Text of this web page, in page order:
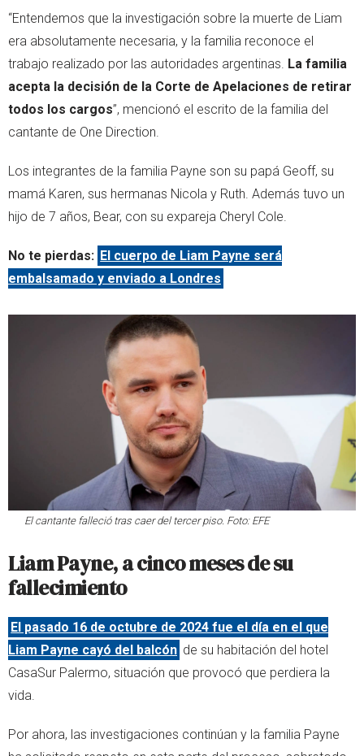
“Entendemos que la investigación sobre la muerte de Liam
era absolutamente necesaria, y la familia reconoce el
trabajo realizado por las autoridades argentinas. La familia
acepta la decisión de la Corte de Apelaciones de retirar
todos los cargos”, mencionó el escrito de la familia del
cantante de One Direction.
Los integrantes de la familia Payne son su papá Geoff, su
mamá Karen, sus hermanas Nicola y Ruth. Además tuvo un
hijo de 7 años, Bear, con su expareja Cheryl Cole.
No te pierdas: El cuerpo de Liam Payne será
embalsamado y enviado a Londres
El cantante falleció tras caer del tercer piso. Foto: EFE
Liam Payne, a cinco meses de su
fallecimiento
El pasado 16 de octubre de 2024 fue el día en el que
Liam Payne cayó del balcón de su habitación del hotel
CasaSur Palermo, situación que provocó que perdiera la
vida.
Por ahora, las investigaciones continúan y la familia Payne